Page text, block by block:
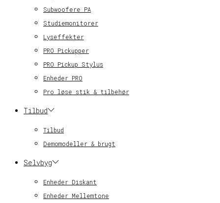
Subwoofere PA
Studiemonitorer
Lyseffekter
PRO Pickupper
PRO Pickup Stylus
Enheder PRO
Pro løse stik & tilbehør
Tilbud
Tilbud
Demomodeller & brugt
Selvbyg
Enheder Diskant
Enheder Mellemtone